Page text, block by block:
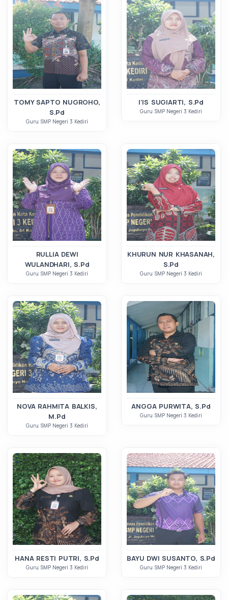
TOMY SAPTO NUGROHO,
S.Pd
Guru SMP Negeri 3 Kediri
I'IS SUGIARTI, S.Pd
Guru SMP Negeri 3 Kediri
RULLIA DEWI
WULANDHARI, S.Pd
Guru SMP Negeri 3 Kediri
KHURUN NUR KHASANAH,
S.Pd
Guru SMP Negeri 3 Kediri
NOVA RAHMITA BALKIS,
M.Pd
Guru SMP Negeri 3 Kediri
ANGGA PURWITA, S.Pd
Guru SMP Negeri 3 Kediri
HANA RESTI PUTRI, S.Pd
Guru SMP Negeri 3 Kediri
BAYU DWI SUSANTO, S.Pd
Guru SMP Negeri 3 Kediri